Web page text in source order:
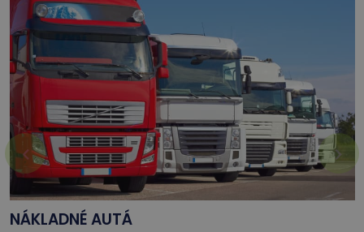
NÁKLADNÉ AUTÁ